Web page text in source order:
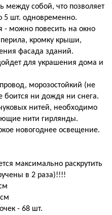
между собой, что позволяет
5 шт. одновременно.
- можно повесить на окно
кромку крыши,
фасада зданий.
для украшения дома и
морозостойкий (не
ни дождя ни снега.
нитей, необходимо
нити гирлянды.
новогоднее освещение.
максимально раскрутить
в 2 раза)!!!!
- 68 шт.